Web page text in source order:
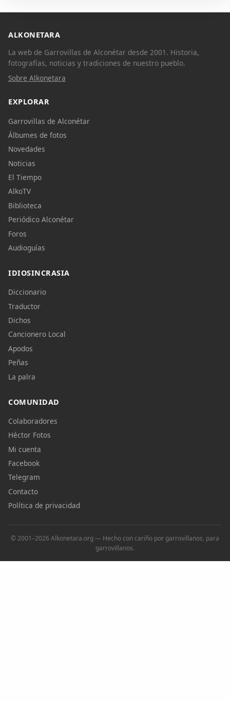
ALKONETARA
La web de Garrovillas de Alconétar desde 2001. Historia,
fotografías, noticias y tradiciones de nuestro pueblo.
Sobre Alkonetara
EXPLORAR
Garrovillas de Alconétar
Álbumes de fotos
Novedades
Noticias
El Tiempo
AlkoTV
Biblioteca
Periódico Alconétar
Foros
Audioguías
IDIOSINCRASIA
Diccionario
Traductor
Dichos
Cancionero Local
Apodos
Peñas
La palra
COMUNIDAD
Colaboradores
Héctor Fotos
Mi cuenta
Facebook
Telegram
Contacto
Política de privacidad
© 2001–2026 Alkonetara.org — Hecho con cariño por garrovillanos, para
garrovillanos.